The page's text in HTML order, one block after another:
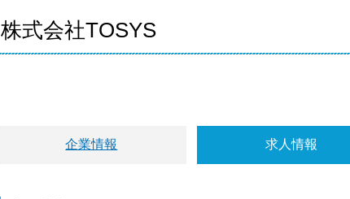
株式会社TOSYS
企業情報 求人情報